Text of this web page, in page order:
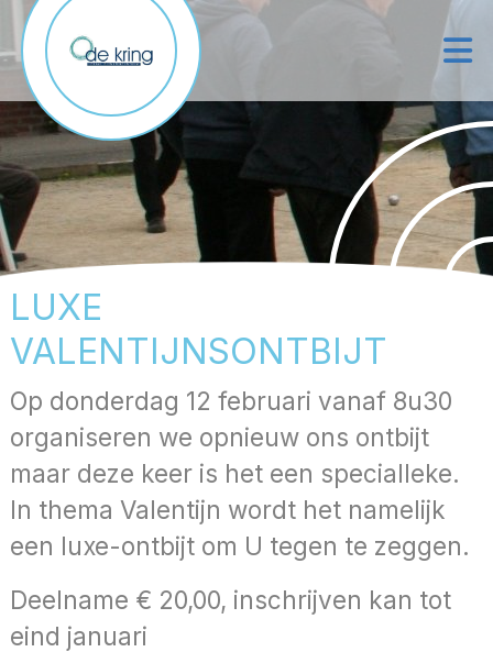
LUXE
VALENTIJNSONTBIJT
Op donderdag 12 februari vanaf 8u30
organiseren we opnieuw ons ontbijt
maar deze keer is het een specialleke.
In thema Valentijn wordt het namelijk
een luxe-ontbijt om U tegen te zeggen.
Deelname € 20,00, inschrijven kan tot
eind januari